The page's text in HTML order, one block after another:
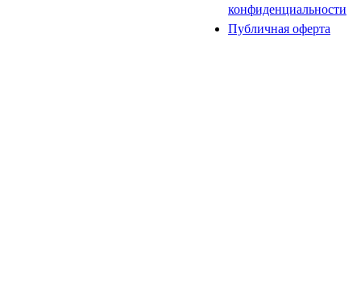
конфиденциальности
Публичная оферта